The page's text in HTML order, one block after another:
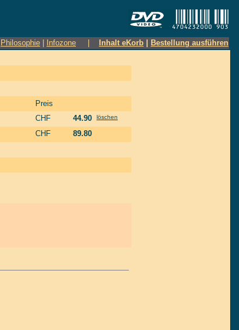
Philosophie Infozone Inhalt eKorb Bestellung ausführen
Preis
CHF 44.90 löschen
CHF 89.80